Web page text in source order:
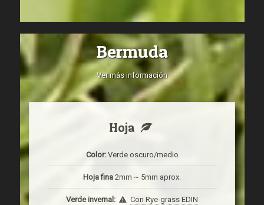
Bermuda
Ver más información
Hoja
Color: Verde oscuro/medio
Hoja fina 2mm ~ 5mm aprox.
Verde invernal: Con Rye-grass EDIN